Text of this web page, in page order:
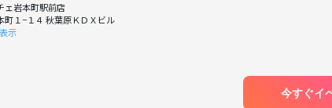
ェ岩本町駅前店
町１−１４ 秋葉原ＫＤＸビル
示
今すぐイ